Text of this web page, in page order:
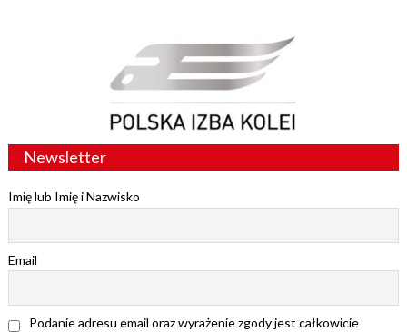
Newsletter
Imię lub Imię i Nazwisko
Email
Podanie adresu email oraz wyrażenie zgody jest całkowicie